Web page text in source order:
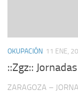
OKUPACIÓN 11 ENE,
::Zgz::
ZARAGOZA –